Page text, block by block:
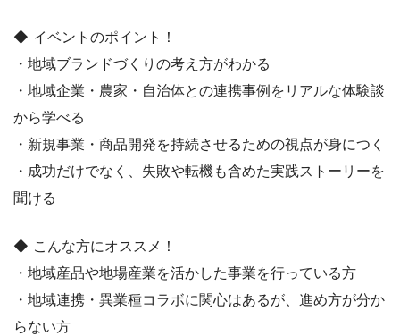
◆ イベントのポイント！
・地域ブランドづくりの考え方がわかる
・地域企業・農家・自治体との連携事例をリアルな体験談
から学べる
・新規事業・商品開発を持続させるための視点が身につく
・成功だけでなく、失敗や転機も含めた実践ストーリーを
聞ける
◆ こんな方にオススメ！
・地域産品や地場産業を活かした事業を行っている方
・地域連携・異業種コラボに関心はあるが、進め方が分か
らない方